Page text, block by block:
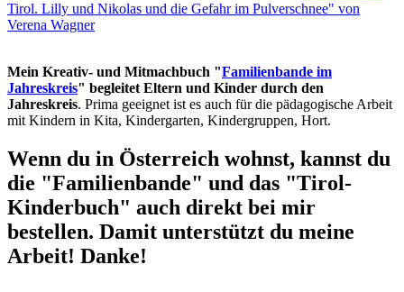
Tirol. Lilly und Nikolas und die Gefahr im Pulverschnee" von
Verena Wagner
Mein Kreativ- und Mitmachbuch "Familienbande im
Jahreskreis" begleitet Eltern und Kinder durch den
Jahreskreis. Prima geeignet ist es auch für die pädagogische Arbeit
mit Kindern in Kita, Kindergarten, Kindergruppen, Hort.
Wenn du in Österreich wohnst, kannst du
die "Familienbande" und das "Tirol-
Kinderbuch" auch direkt bei mir
bestellen. Damit unterstützt du meine
Arbeit! Danke!